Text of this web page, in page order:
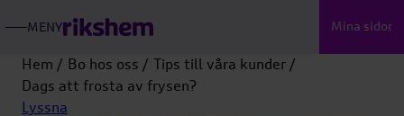
MENY
ÖPPNA
HUVUDMENY
Mina sidor
Hem Bo hos oss
Tips till våra kunder
Dags att frosta av frysen?
Lyssna